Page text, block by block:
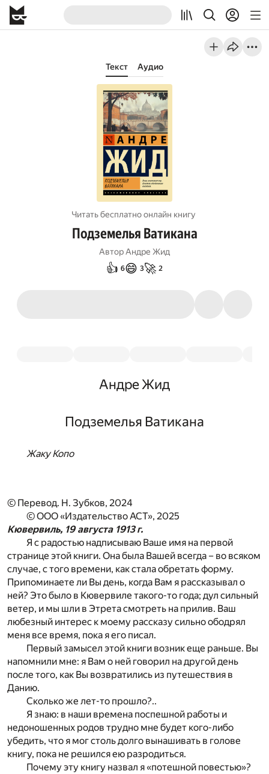
Текст Аудио
Читать бесплатно онлайн книгу
Подземелья Ватикана
АвторАндре Жид
👍 6😄 3🚀 2
Андре Жид
Подземелья Ватикана
Жаку Копо
© Перевод. Н. Зубков, 2024
© ООО «Издательство АСТ», 2025
Кювервиль, 19 августа 1913 г.
Я с радостью надписываю Ваше имя на первой
странице этой книги. Она была Вашей всегда – во всяком
случае, с того времени, как стала обретать форму.
Припоминаете ли Вы день, когда Вам я рассказывал о
ней? Это было в Кювервиле такого-то года; дул сильный
ветер, и мы шли в Этрета смотреть на прилив. Ваш
любезный интерес к моему рассказу сильно ободрял
меня все время, пока я его писал.
Первый замысел этой книги возник еще раньше. Вы
напомнили мне: я Вам о ней говорил на другой день
после того, как Вы возвратились из путешествия в
Данию.
Сколько же лет-то прошло?..
Я знаю: в наши времена поспешной работы и
недоношенных родов трудно мне будет кого-либо
убедить, что я мог столь долго вынашивать в голове
книгу, пока не решился ею разродиться.
Почему эту книгу назвал я «потешной повестью»?